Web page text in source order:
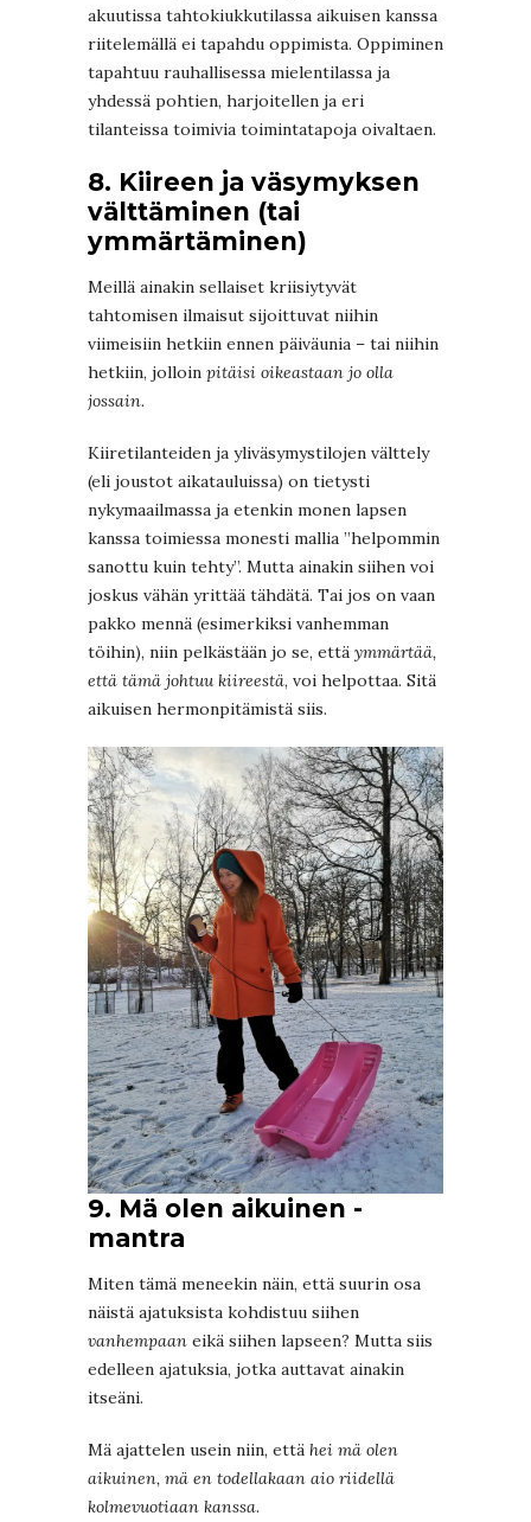
akuutissa tahtokiukkutilassa aikuisen kanssa
riitelemällä ei tapahdu oppimista. Oppiminen
tapahtuu rauhallisessa mielentilassa ja
yhdessä pohtien, harjoitellen ja eri
tilanteissa toimivia toimintatapoja oivaltaen.
8. Kiireen ja väsymyksen
välttäminen (tai
ymmärtäminen)
Meillä ainakin sellaiset kriisiytyvät
tahtomisen ilmaisut sijoittuvat niihin
viimeisiin hetkiin ennen päiväunia – tai niihin
hetkiin, jolloin pitäisi oikeastaan jo olla
jossain.
Kiiretilanteiden ja yliväsymystilojen välttely
(eli joustot aikatauluissa) on tietysti
nykymaailmassa ja etenkin monen lapsen
kanssa toimiessa monesti mallia ”helpommin
sanottu kuin tehty”. Mutta ainakin siihen voi
joskus vähän yrittää tähdätä. Tai jos on vaan
pakko mennä (esimerkiksi vanhemman
töihin), niin pelkästään jo se, että ymmärtää,
että tämä johtuu kiireestä, voi helpottaa. Sitä
aikuisen hermonpitämistä siis.
9. Mä olen aikuinen -
mantra
Miten tämä meneekin näin, että suurin osa
näistä ajatuksista kohdistuu siihen
vanhempaan eikä siihen lapseen? Mutta siis
edelleen ajatuksia, jotka auttavat ainakin
itseäni.
Mä ajattelen usein niin, että hei mä olen
aikuinen, mä en todellakaan aio riidellä
kolmevuotiaan kanssa.